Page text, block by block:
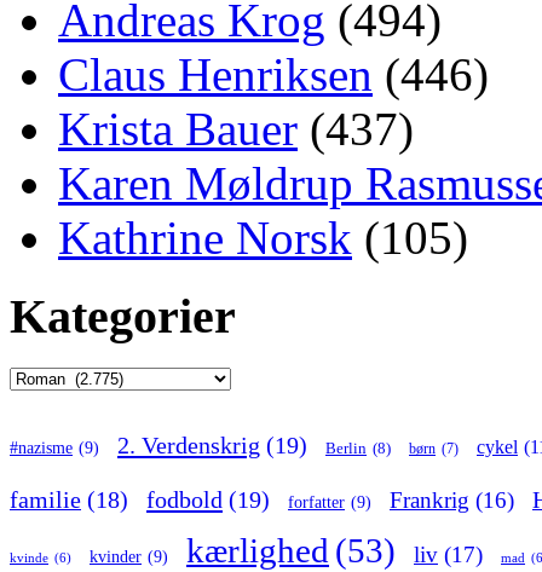
Andreas Krog (494)
Claus Henriksen (446)
Krista Bauer (437)
Karen Møldrup
Kathrine Norsk (105)
Kategorier
Kategorier
#nazisme (9) 2. Verdenskrig (19) Berlin (8) børn (7) cykel
familie (18) fodbold (19) forfatter (9) Frankrig (16)
kvinde (6) kvinder (9) kærlighed (53) liv (17) mad